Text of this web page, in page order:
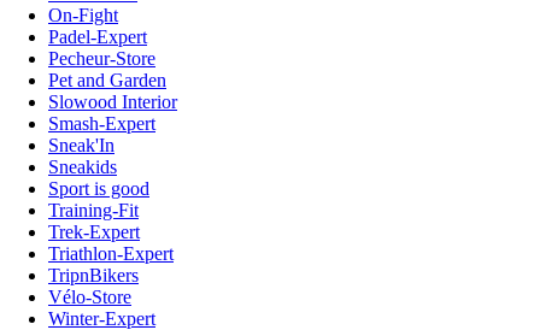
On-Fight
Padel-Expert
Pecheur-Store
Pet and Garden
Slowood Interior
Smash-Expert
Sneak'In
Sneakids
Sport is good
Training-Fit
Trek-Expert
Triathlon-Expert
TripnBikers
Vélo-Store
Winter-Expert